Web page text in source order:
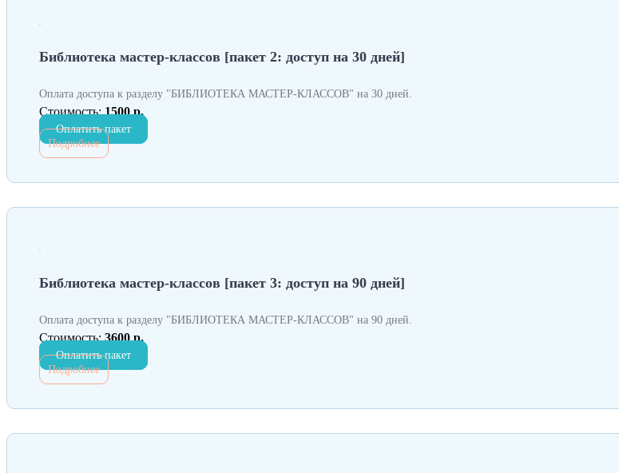
Библиотека мастер-классов [пакет 2: доступ на 30 дней]
Оплата доступа к разделу "БИБЛИОТЕКА МАСТЕР-КЛАССОВ" на 30 дней.
Стоимость: 1500 р.
Оплатить пакет
Подробнее
Библиотека мастер-классов [пакет 3: доступ на 90 дней]
Оплата доступа к разделу "БИБЛИОТЕКА МАСТЕР-КЛАССОВ" на 90 дней.
Стоимость: 3600 р.
Оплатить пакет
Подробнее